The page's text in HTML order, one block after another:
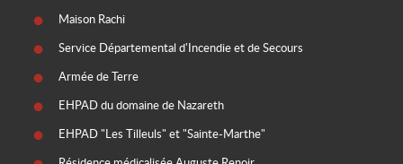
Maison Rachi
Service Départemental d'Incendie et de Secours
Armée de Terre
EHPAD du domaine de Nazareth
EHPAD "Les Tilleuls" et "Sainte-Marthe"